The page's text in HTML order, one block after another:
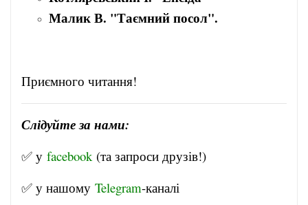
Малик В. "Таємний посол".
Приємного читання!
Слідуйте за нами:
✅ у facebook (та запроси друзів!)
✅ у нашому Telegram-каналі